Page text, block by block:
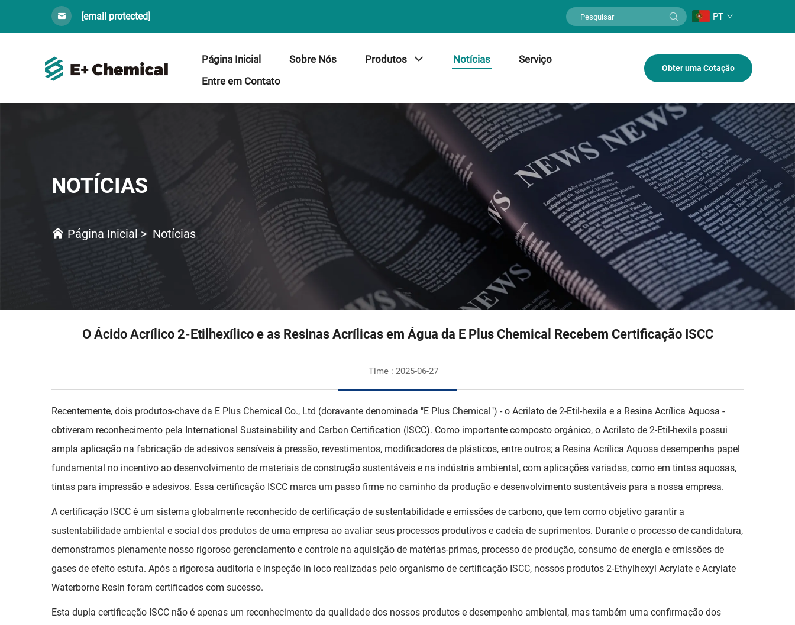
[email protected] PT
Página Inicial Sobre Nós Produtos Notícias
Serviço
Entre em Contato
Obter uma Cotação
NOTÍCIAS
Página Inicial > Notícias
O Ácido Acrílico 2-Etilhexílico e as Resinas Acrílicas em Água da E Plus Chemical Recebem Certificação ISCC
Time : 2025-06-27
Recentemente, dois produtos-chave da E Plus Chemical Co., Ltd (doravante denominada "E Plus Chemical") - o Acrilato de 2-Etil-hexila e a Resina Acrílica Aquosa -
obtiveram reconhecimento pela International Sustainability and Carbon Certification (ISCC). Como importante composto orgânico, o Acrilato de 2-Etil-hexila possui
ampla aplicação na fabricação de adesivos sensíveis à pressão, revestimentos, modificadores de plásticos, entre outros; a Resina Acrílica Aquosa desempenha papel
fundamental no incentivo ao desenvolvimento de materiais de construção sustentáveis e na indústria ambiental, com aplicações variadas, como em tintas aquosas,
tintas para impressão e adesivos. Essa certificação ISCC marca um passo firme no caminho da produção e desenvolvimento sustentáveis para a nossa empresa.
A certificação ISCC é um sistema globalmente reconhecido de certificação de sustentabilidade e emissões de carbono, que tem como objetivo garantir a
sustentabilidade ambiental e social dos produtos de uma empresa ao avaliar seus processos produtivos e cadeia de suprimentos. Durante o processo de candidatura,
demonstramos plenamente nosso rigoroso gerenciamento e controle na aquisição de matérias-primas, processo de produção, consumo de energia e emissões de
gases de efeito estufa. Após a rigorosa auditoria e inspeção in loco realizadas pelo organismo de certificação ISCC, nossos produtos 2-Ethylhexyl Acrylate e Acrylate
Waterborne Resin foram certificados com sucesso.
Esta dupla certificação ISCC não é apenas um reconhecimento da qualidade dos nossos produtos e desempenho ambiental, mas também uma confirmação dos